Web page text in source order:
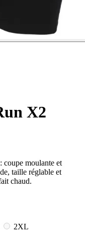
X2
coupe moulante et
taille réglable et
chaud.
2XL